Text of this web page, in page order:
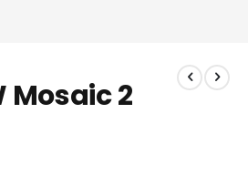
Mosaic 2